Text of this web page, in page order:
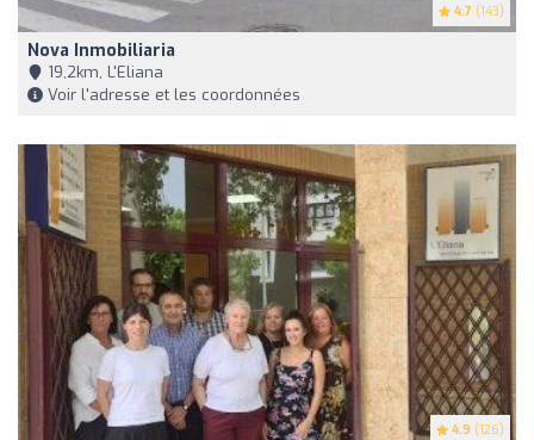
4.7 (143)
Nova Inmobiliaria
19,2km, L'Eliana
Voir l'adresse et les coordonnées
4.9 (126)